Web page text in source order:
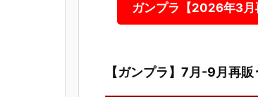
ガンプラ【2026年3月
【ガンプラ】7月-9月再